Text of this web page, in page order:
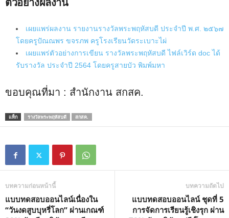
เผยแพร่ผลงาน รายงานรางวัลพระพฤหัสบดี ประจำปี พ.ศ. ๒๕๖๗
โดยครูปัณณพร ขจรภพ ครูโรงเรียนวัดระเบาะไผ่
เผยแพร่ตัวอย่างการเขียน รางวัลพระพฤหัสบดี ไฟล์เวิร์ด doc ได้
รับรางวัล ประจำปี 2564 โดยครูสายบัว พิมพ์มหา
ขอบคุณที่มา : สำนักงาน สกสค.
แท็ก รางวัลพระพฤหัสบดี สกสค.
บทความก่อนหน้านี้
แบบทดสอบออนไลน์เนื่องใน
“วันงดสูบบุหรี่โลก” ผ่านเกณฑ์
บทความถัดไป
แบบทดสอบออนไลน์ ชุดที่ 5
การจัดการเรียนรู้เชิงรุก ผ่าน